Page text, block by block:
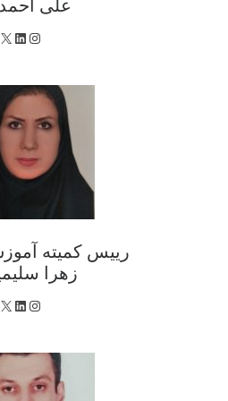
علی
X
رییس کمیته
زهرا
X